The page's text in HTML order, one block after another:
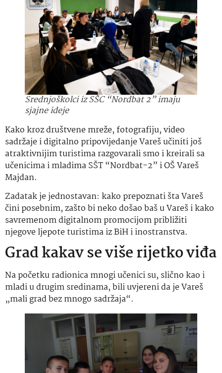
Srednjoškolci iz SŠC “Nordbat 2” imaju
sjajne ideje
Kako kroz društvenemreže, fotografiju, video
sadržaje i digitalno pripovijedanje Vareš učiniti još
atraktivnijim turistima razgovarali smo i kreirali sa
učenicima i mladima SŠT “Nordbat-2” i OŠ Vareš
Majdan.
Zadatak je jednostavan: kako prepoznati šta Vareš
čini posebnim, zašto bi neko došao baš u Vareš i kako
savremenom digitalnom promocijom približiti
njegove ljepote turistima iz BiH i inostranstva.
Grad kakav se više rijetko viđa
Na početku radionica mnogi učenici su, slično kao i
mladi u drugim sredinama, bili uvjereni da je Vareš
„mali grad bez mnogo sadržaja“.